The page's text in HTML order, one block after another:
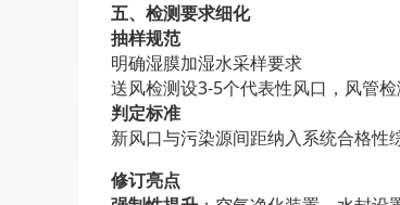
五、检测要求细化
抽样规范
明确湿膜加湿水采样要求
送风检测设3-5个代表性风口，风管
判定标准
新风口与污染源间距纳入系统合格性
修订亮点